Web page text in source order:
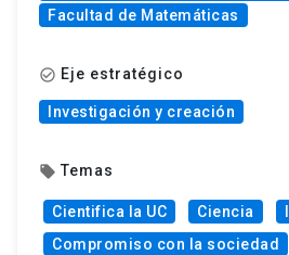
Facultad de Matemáticas
check_circle_outline Eje estratégico
Investigación y creación
local_offer Temas
Cientifica la UC Ciencia
Compromiso con la sociedad